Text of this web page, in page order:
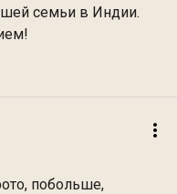
семьи в Индии.
побольше,